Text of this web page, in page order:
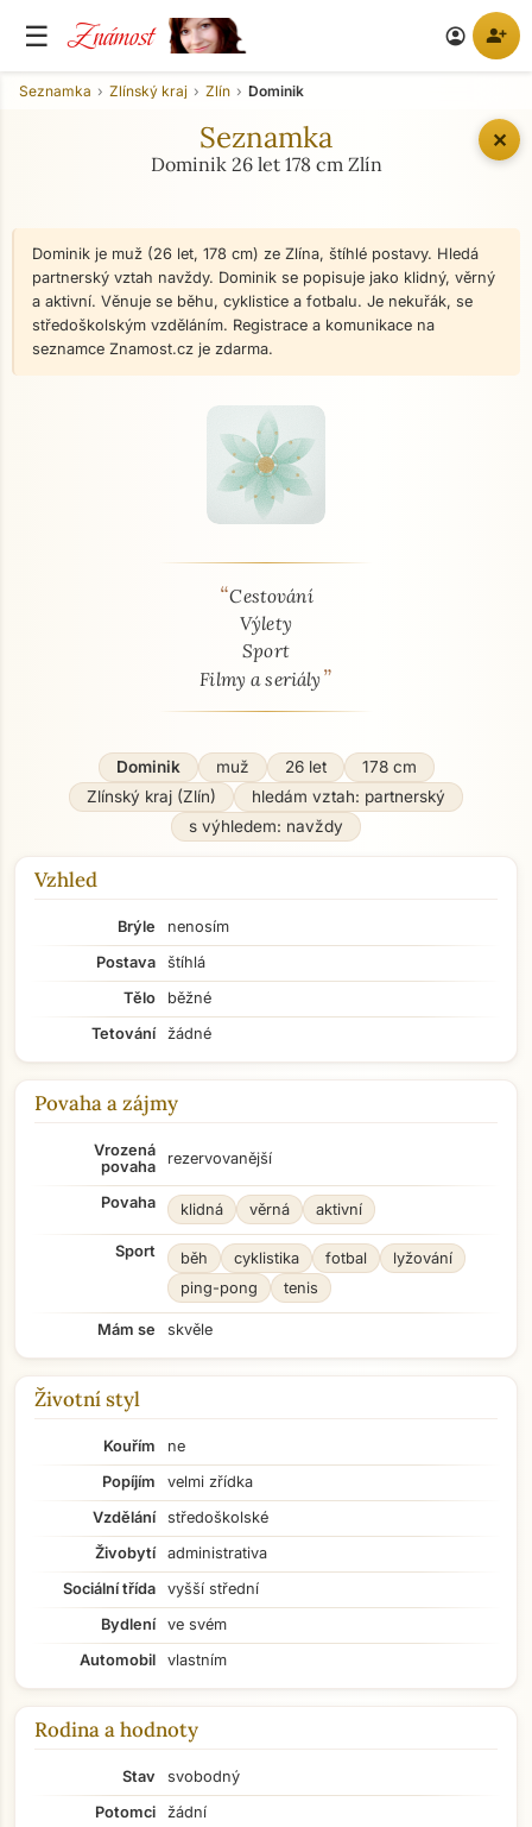
☰ Známost account_circle person_add
✕
Seznamka Zlínský kraj Zlín Dominik
Seznamka
Dominik 26 let 178 cm Zlín
Dominik je muž (26 let, 178 cm) ze Zlína, štíhlé postavy. Hledá
partnerský vztah navždy. Dominik se popisuje jako klidný, věrný
a aktivní. Věnuje se běhu, cyklistice a fotbalu. Je nekuřák, se
středoškolským vzděláním. Registrace a komunikace na
seznamce Znamost.cz je zdarma.
O mně - seznamka profil
“Cestování
Výlety
Sport
Filmy a seriály”
Dominik muž 26 let
178 cm
Zlínský kraj (Zlín)
hledám vztah: partnerský
s výhledem: navždy
Vzhled
Brýle
nenosím
Postava
štíhlá
Tělo
běžné
Tetování
žádné
Povaha a zájmy
Vrozená
povaha
rezervovanější
Povaha klidná věrná aktivní
Sport běh cyklistika fotbal
lyžování
ping-pong
tenis
Mám se skvěle
Životní styl
Kouřím
ne
Popíjím
velmi zřídka
Vzdělání
středoškolské
Živobytí
administrativa
Sociální třída
vyšší střední
Bydlení
ve svém
Automobil
vlastním
Rodina a hodnoty
Stav
svobodný
Potomci
žádní